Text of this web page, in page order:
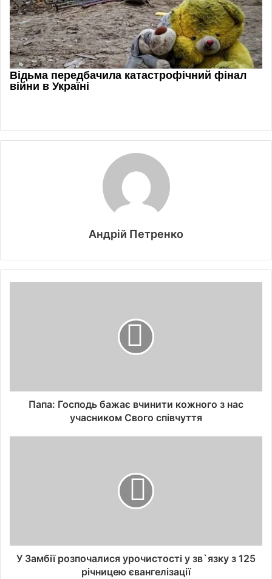
Андрій Петренко
Папа: Господь бажає вчинити кожного з нас
учасником Свого співчуття
У Замбії розпочалися урочистості у зв`язку з 125
річницею євангелізації